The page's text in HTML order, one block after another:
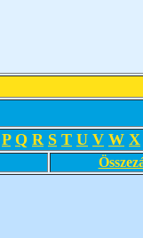
P Q R S T U V W X